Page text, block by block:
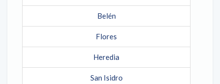
Belén
Flores
Heredia
San Isidro